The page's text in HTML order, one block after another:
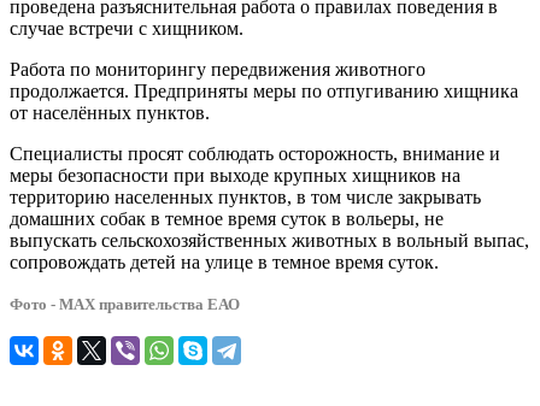
проведена разъяснительная работа о правилах поведения в
случае встречи с хищником.
Работа по мониторингу передвижения животного
продолжается. Предприняты меры по отпугиванию хищника
от населённых пунктов.
Специалисты просят соблюдать осторожность, внимание и
меры безопасности при выходе крупных хищников на
территорию населенных пунктов, в том числе закрывать
домашних собак в темное время суток в вольеры, не
выпускать сельскохозяйственных животных в вольный выпас,
сопровождать детей на улице в темное время суток.
Фото - МАХ правительства ЕАО